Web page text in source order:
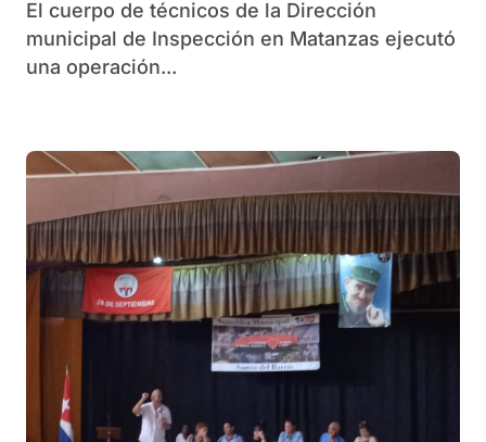
El cuerpo de técnicos de la Dirección
municipal de Inspección en Matanzas ejecutó
una operación...